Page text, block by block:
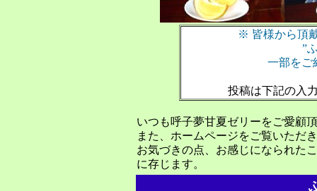
※ 皆様から頂
”
一部を
投稿は下記の入
いつも呼子夢甘夏ゼリーをご愛顧
また、ホームページをご覧いただ
お気づきの点、お感じになられた
に存じます。